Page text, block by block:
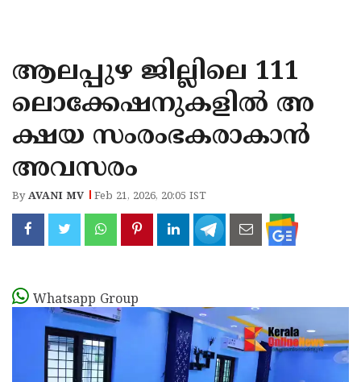
KANNUR
KASARAGOD
ആലപ്പുഴ ജില്ലിലെ 111
ലൊക്കേഷനുകളിൽ അ
ക്ഷയ സംരംഭകരാകാൻ
അവസരം
ByAVANI MV Feb 21, 2026, 20:05 IST
Whatsapp Group